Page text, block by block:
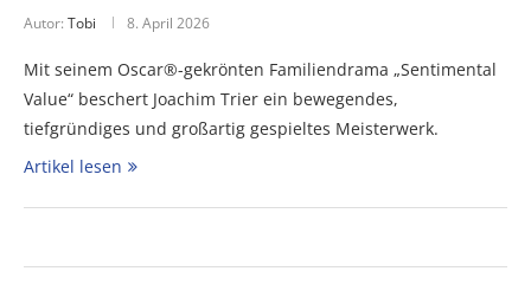
Autor: Tobi 8. April 2026
Mit seinem Oscar®-gekrönten Familiendrama „Sentimental
Value“ beschert Joachim Trier ein bewegendes,
tiefgründiges und großartig gespieltes Meisterwerk.
Artikel lesen